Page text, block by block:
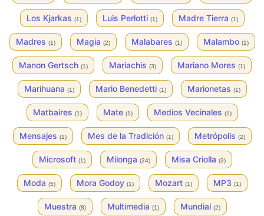
Los Kjarkas (1) Luis Perlotti (1) Madre Tierra (1)
Madres (1) Magia (2) Malabares (1) Malambo (1)
Manon Gertsch (1) Mariachis (3) Mariano Mores (1)
Marihuana (1) Mario Benedetti (1) Marionetas (1)
Matbaires (1) Mate (1) Medios Vecinales (1)
Mensajes (1) Mes de la Tradición (1) Metrópolis (2)
Microsoft (1) Milonga (24) Misa Criolla (3)
Moda (5) Mora Godoy (1) Mozart (1) MP3 (1)
Muestra (8) Multimedia (1) Mundial (2)